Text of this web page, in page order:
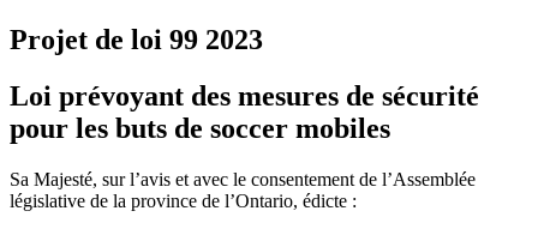
Projet de loi 99 2023
Loi prévoyant des mesures de sécurité
pour les buts de soccer mobiles
Sa Majesté, sur l’avis et avec le consentement de l’Assemblée
législative de la province de l’Ontario, édicte :